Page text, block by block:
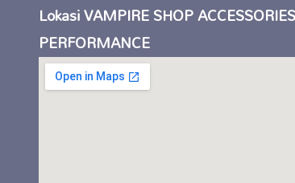
Lokasi VAMPIRE SHOP ACCESSORIES
PERFORMANCE